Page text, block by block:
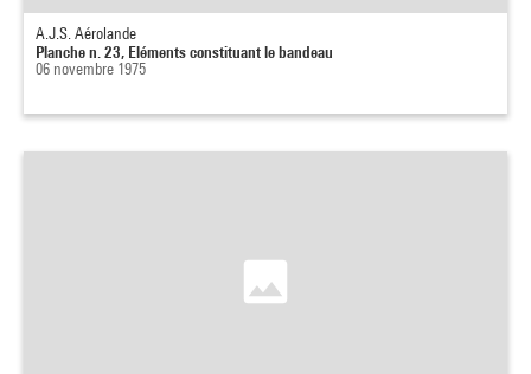
A.J.S. Aérolande
Planche n. 23, Eléments constituant le bandeau
06 novembre 1975